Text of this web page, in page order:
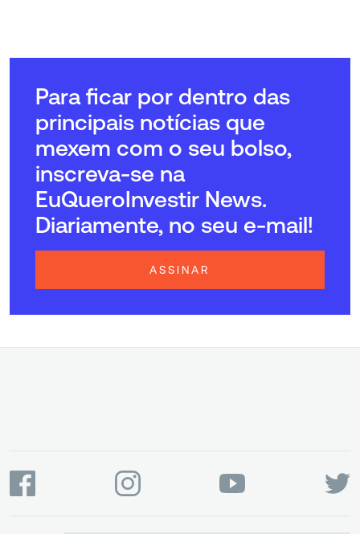
Para ficar por dentro das
principais notícias que
mexem com o seu bolso,
inscreva-se na
EuQueroInvestir News.
Diariamente, no seu e-mail!
ASSINAR